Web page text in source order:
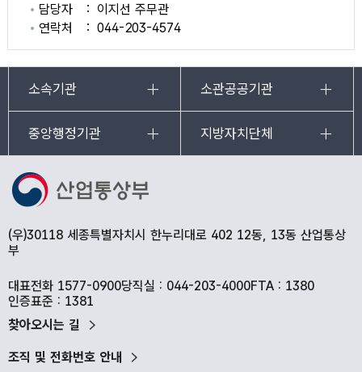
담당자
이지선 주무관
연락처
044-203-4574
소속기관 소관공공기관
중앙행정기관 지방자치단체
(우)30118 세종특별자치시 한누리대로 402 12동, 13동 산업통상
부
대표전화 1577-0900당직실 : 044-203-4000FTA : 1380
인증표준 : 1381
찾아오시는 길
조직 및 전화번호 안내